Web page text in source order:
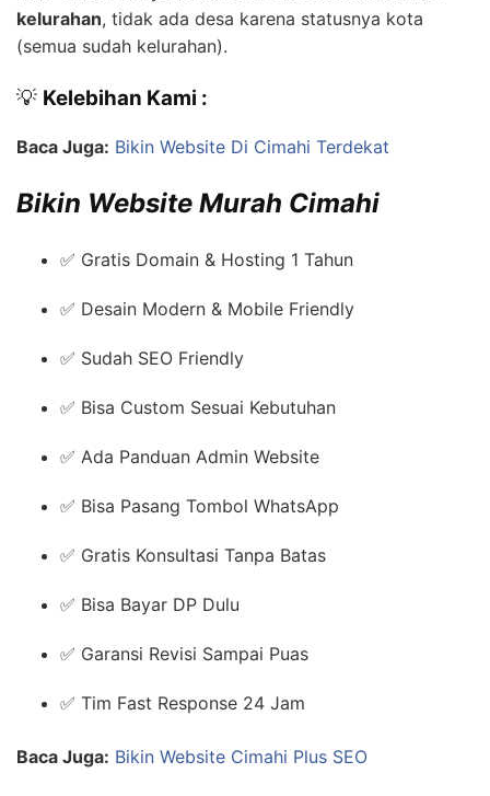
kelurahan, tidak ada desa karena statusnya kota
(semua sudah kelurahan).
💡 Kelebihan Kami :
Baca Juga: Bikin Website Di Cimahi Terdekat
Bikin Website Murah Cimahi
✅ Gratis Domain & Hosting 1 Tahun
✅ Desain Modern & Mobile Friendly
✅ Sudah SEO Friendly
✅ Bisa Custom Sesuai Kebutuhan
✅ Ada Panduan Admin Website
✅ Bisa Pasang Tombol WhatsApp
✅ Gratis Konsultasi Tanpa Batas
✅ Bisa Bayar DP Dulu
✅ Garansi Revisi Sampai Puas
✅ Tim Fast Response 24 Jam
Baca Juga: Bikin Website Cimahi Plus SEO